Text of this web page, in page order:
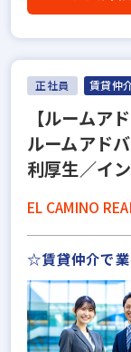
正社員 賃貸仲
【ルームア
ルームアド
利厚生／イ
EL CAMINO
☆賃貸仲介で業